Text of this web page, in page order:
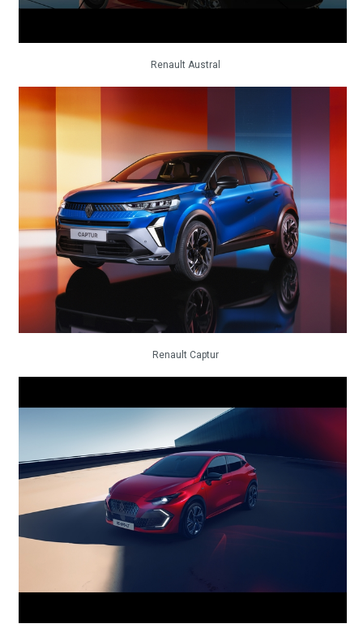
Renault Austral
Renault Captur